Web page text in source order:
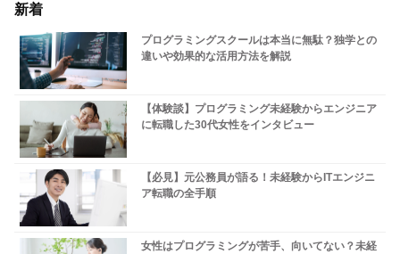
新着
プログラミングスクールは本当に無駄？独学との
違いや効果的な活用方法を解説
【体験談】プログラミング未経験からエンジニア
に転職した30代女性をインタビュー
【必見】元公務員が語る！未経験からITエンジニ
ア転職の全手順
女性はプログラミングが苦手、向いてない？未経